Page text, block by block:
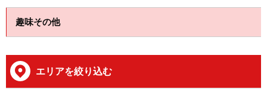
趣味その他
エリアを絞り込む